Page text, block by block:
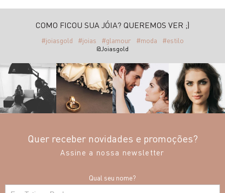
COMO FICOU SUA JÓIA? QUEREMOS VER ;)
#joiasgold #joias #glamour #moda #estilo
@Joiasgold
Quer receber novidades e promoções?
Assine a nossa newsletter
Qual seu nome?